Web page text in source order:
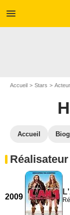
menu
Accueil Stars
Accueil
Réalisateur
2009